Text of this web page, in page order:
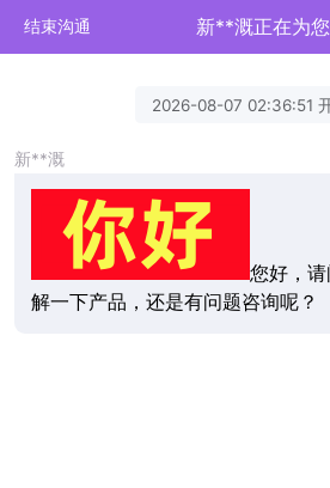
结束沟通 新**溉正在为
2026-08-07 02:36:51
新**溉
您好，
解一下产品，还是有问题咨询呢？